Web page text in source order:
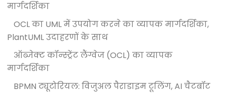
मार्गदर्शिका
OCL का UML में उपयोग करने का व्यापक मार्गदर्शिका,
PlantUML उदाहरणों के साथ
ऑब्जेक्ट कॉन्स्ट्रेंट लैंग्वेज (OCL) का व्यापक
मार्गदर्शिका
BPMN ट्यूटोरियल: विजुअल पैराडाइम टूलिंग, AI चैटबॉट